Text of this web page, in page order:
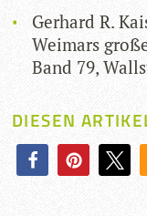
Ger­hard R.
Wei­mars
Band 79,
DIESEN